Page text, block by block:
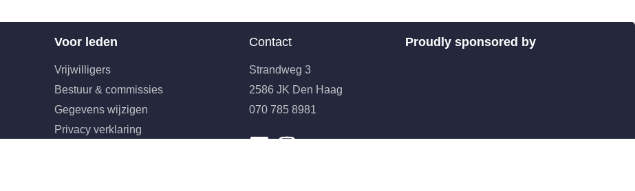
Voor leden
Vrijwilligers
Bestuur & commissies
Gegevens wijzigen
Privacy verklaring
Contact
Strandweg 3
2586 JK Den Haag
070 785 8981
Proudly sponsored by